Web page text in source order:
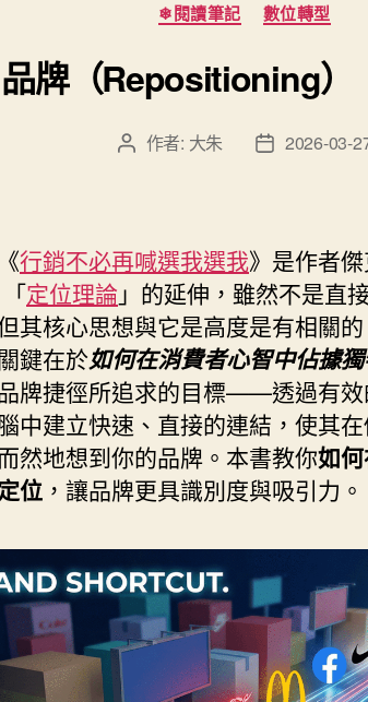
❄閱讀筆記 數位轉型
牌（Repositioning）
文 作者: 大朱
文
日
期
2026-03-
行銷不必再喊選我選我》是作者
定位理論 」的延伸，雖然不是直
其核心思想與它是高度是有相關
鍵在於如何在消費者心智中佔據
牌捷徑所追求的目標——透過有效
中建立快速、直接的連結，使其在
然地想到你的品牌。本書教你如
位 ，讓品牌更具識別度與吸引力。